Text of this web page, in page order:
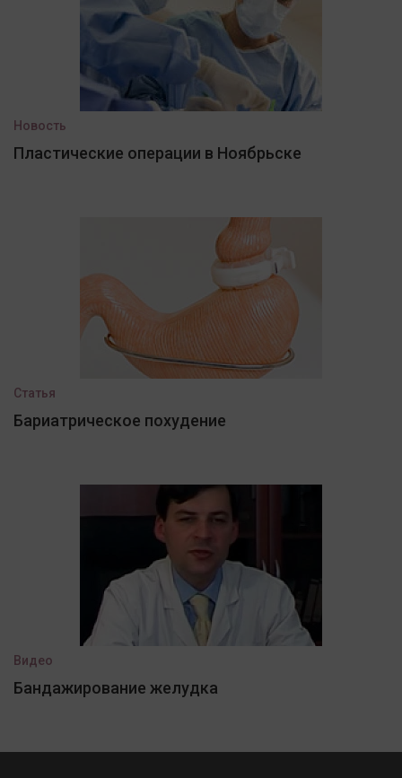
Новость
Пластические операции в Ноябрьске
Статья
Бариатрическое похудение
Видео
Бандажирование желудка